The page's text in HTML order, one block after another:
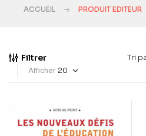
ACCUEIL PRODUIT EDITEUR
Filtrer
Afficher